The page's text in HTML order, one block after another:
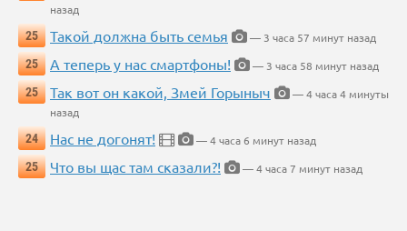
назад
25
Такой должна быть семья
— 3 часа 57 минут назад
25
А теперь у нас смартфоны!
— 3 часа 58 минут назад
25
Так вот он какой, Змей Горыныч
— 4 часа 4 минуты
назад
24
Нас не догонят!
— 4 часа 6 минут назад
25
Что вы щас там сказали?! — 4 часа 7 минут назад